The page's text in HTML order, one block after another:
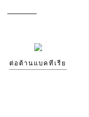
ต่อต้านแบคทีเรีย